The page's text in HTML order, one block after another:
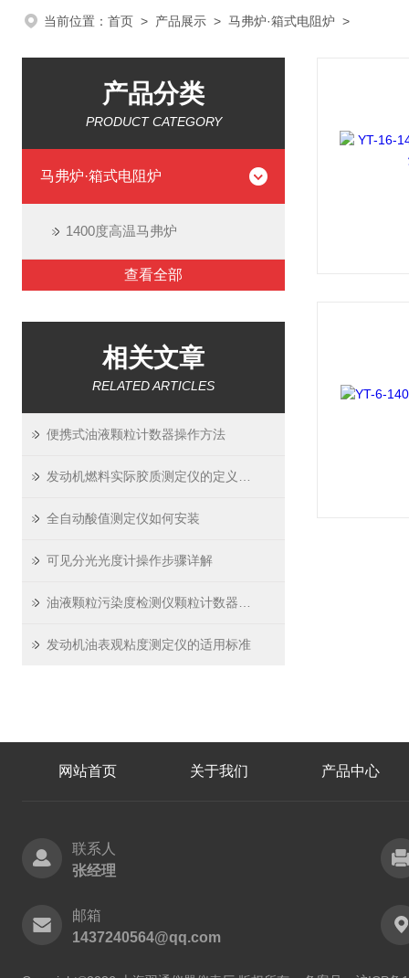
当前位置： 首页 > 产品展示 > 马弗炉·箱式电阻炉 >
产品分类
PRODUCT CATEGORY
马弗炉·箱式电阻炉
1400度高温马弗炉
查看全部
相关文章
RELATED ARTICLES
便携式油液颗粒计数器操作方法
全自动酸值测定仪如何安装
可见分光光度计操作步骤详解
发动机油表观粘度测定仪的适用标准
网站首页 关于我们 产品中心
联系人
张经理
邮箱
1437240564@qq.com